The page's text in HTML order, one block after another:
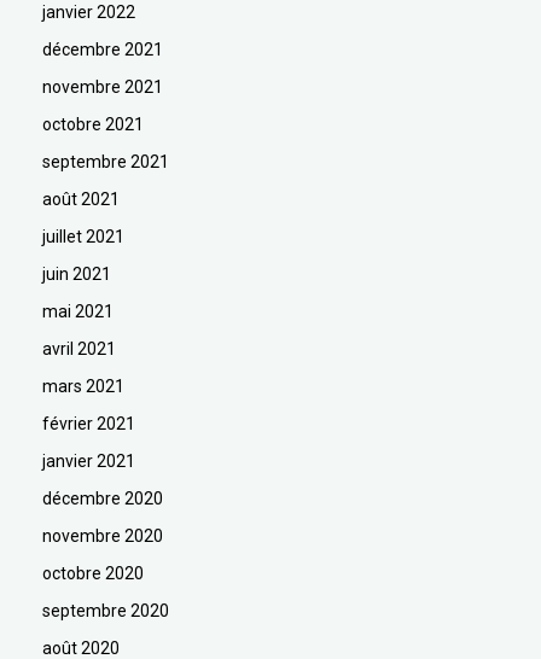
janvier 2022
décembre 2021
novembre 2021
octobre 2021
septembre 2021
août 2021
juillet 2021
juin 2021
mai 2021
avril 2021
mars 2021
février 2021
janvier 2021
décembre 2020
novembre 2020
octobre 2020
septembre 2020
août 2020